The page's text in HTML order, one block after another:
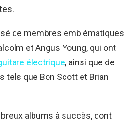
de membres emblématiques
et Angus Young, qui ont
électrique, ainsi que de
tels que Bon Scott et Brian
albums à succès, dont